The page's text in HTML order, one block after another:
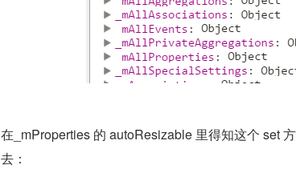
在_mProperties 的 autoResizable 里得知这个 set
去：